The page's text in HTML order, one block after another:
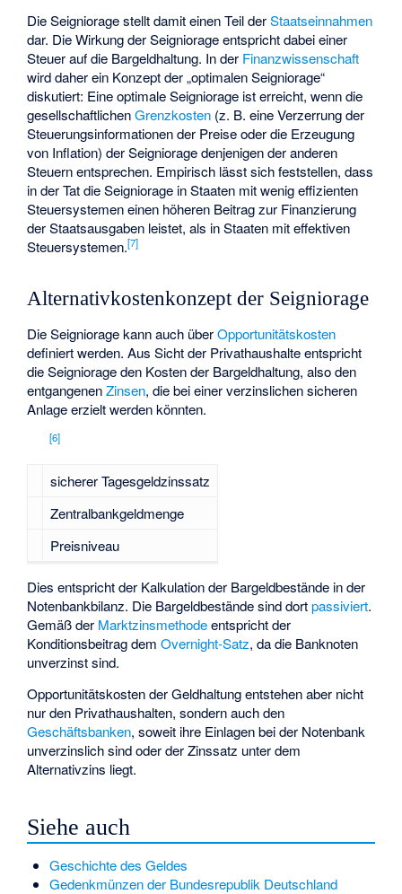
Die Seigniorage stellt damit einen Teil derStaatseinnahmen
dar. Die Wirkung der Seigniorage entspricht dabei einer
Steuer auf die Bargeldhaltung. In der Finanzwissenschaft
wird daher ein Konzept der „optimalen Seigniorage“
diskutiert: Eine optimale Seigniorage ist erreicht, wenn die
gesellschaftlichenGrenzkosten (z. B. eine Verzerrung der
Steuerungsinformationen der Preise oder die Erzeugung
von Inflation) der Seigniorage denjenigen der anderen
Steuern entsprechen. Empirisch lässt sich feststellen, dass
in der Tat die Seigniorage in Staaten mit wenig effizienten
Steuersystemen einen höheren Beitrag zur Finanzierung
der Staatsausgaben leistet, als in Staaten mit effektiven
Steuersystemen.[7]
Alternativkostenkonzept der Seigniorage
Die Seigniorage kann auch überOpportunitätskosten
definiert werden. Aus Sicht der Privathaushalte entspricht
die Seigniorage den Kosten der Bargeldhaltung, also den
entgangenenZinsen, die bei einer verzinslichen sicheren
Anlage erzielt werden könnten.
[6]
sicherer Tagesgeldzinssatz
Zentralbankgeldmenge
Preisniveau
Dies entspricht der Kalkulation der Bargeldbestände in der
Notenbankbilanz. Die Bargeldbestände sind dortpassiviert.
Gemäß der Marktzinsmethodeentspricht der
Konditionsbeitrag demOvernight-Satz, da die Banknoten
unverzinst sind.
Opportunitätskosten der Geldhaltung entstehen aber nicht
nur den Privathaushalten, sondern auch den
Geschäftsbanken, soweit ihre Einlagen bei der Notenbank
unverzinslich sind oder der Zinssatz unter dem
Alternativzins liegt.
Siehe auch
Geschichte des Geldes
Gedenkmünzen der Bundesrepublik Deutschland